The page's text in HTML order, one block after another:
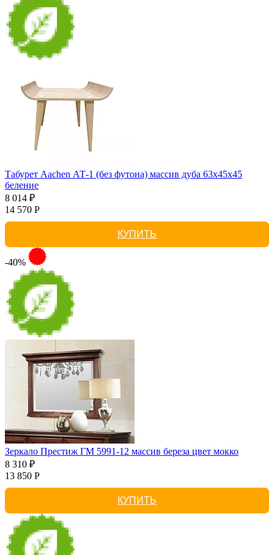
Табурет Aachen АТ-1 (без футона) массив дуба 63х45х45
беление
8 014 ₽
14 570 Р
КУПИТЬ
-40%
Зеркало Престиж ГМ 5991-12 массив береза цвет мокко
8 310 ₽
13 850 Р
КУПИТЬ